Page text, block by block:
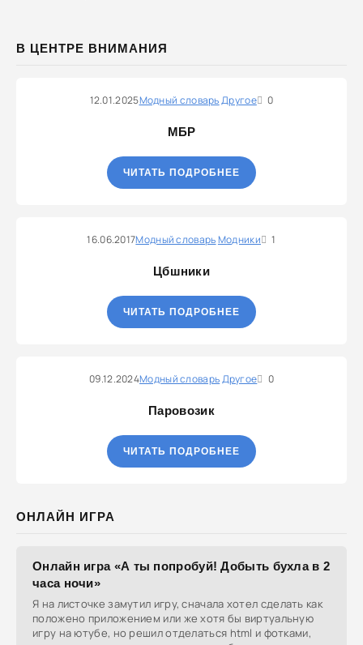
В ЦЕНТРЕ ВНИМАНИЯ
12.01.2025Модный словарьДругое 0
МБР
ЧИТАТЬ ПОДРОБНЕЕ
16.06.2017Модный словарьМодники 1
Цбшники
ЧИТАТЬ ПОДРОБНЕЕ
09.12.2024Модный словарьДругое 0
Паровозик
ЧИТАТЬ ПОДРОБНЕЕ
ОНЛАЙН ИГРА
Онлайн игра «А ты попробуй! Добыть бухла в 2
часа ночи»
Я на листочке замутил игру, сначала хотел сделать как
положено приложением или же хотя бы виртуальную
игру на ютубе, но решил отделаться html и фотками,